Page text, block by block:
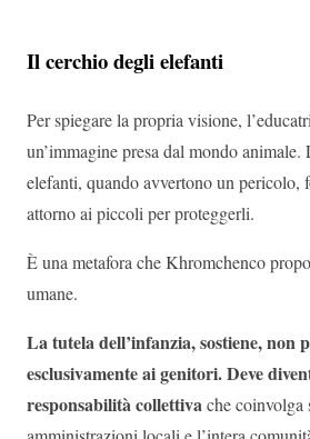
Il cerchio degli elefanti
Per spiegare la propria visione,
un’immagine presa dal mondo
elefanti, quando avvertono un pericolo,
attorno ai piccoli per proteggerli.
È una metafora che Khromchenco
umane.
La tutela dell’infanzia, sostiene, non
esclusivamente ai genitori. Deve
responsabilità collettivache coinvolga